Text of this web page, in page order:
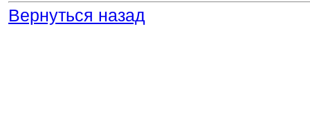
Вернуться назад